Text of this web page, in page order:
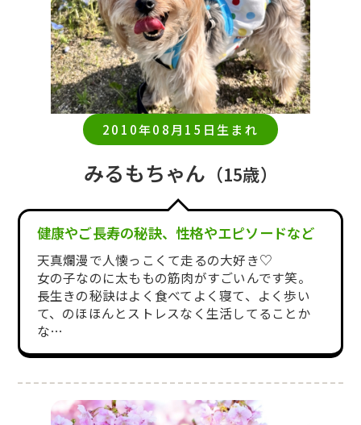
2010年08月15日生まれ
みるもちゃん （15歳）
健康やご長寿の秘訣、性格やエピソードなど
天真爛漫で人懐っこくて走るの大好き♡
女の子なのに太ももの筋肉がすごいんです笑。
長生きの秘訣はよく食べてよく寝て、よく歩い
て、のほほんとストレスなく生活してることか
な…